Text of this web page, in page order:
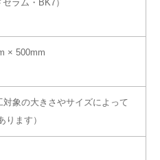
ラム・BK7）
× 500mm
対象の大きさやサイズによって
ります）